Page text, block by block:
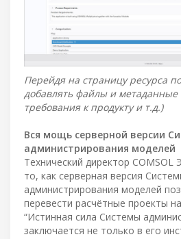
Перейдя на страницу ресурса
добавлять файлы и метаданные
требования к продукту и т.д.)
Вся мощь серверной версии
администрирования моделей
Технический директор
то, как серверная версия
администрирования моделей
перевести расчётные проекты
“Истинная сила Системы
заключается не только в его